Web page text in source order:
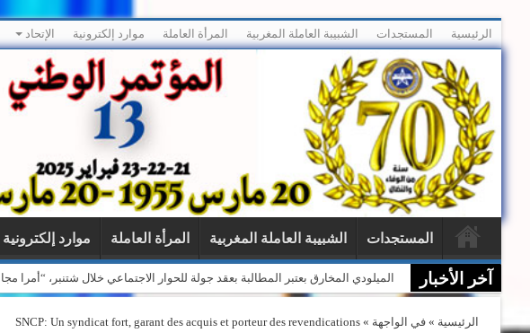
الرئيسية المستجدات الشبيبة العاملة المغربية المرأة العاملة موارد إلكترونية الإتحاد
المستجدات الشبيبة العاملة المغربية المرأة العاملة موارد إلكترونية
آخر الأخبار بيان حول الأحداث المأساوية بسبتة المحتلة
الرئيسية » في الواجهة »
SNCP: Un syndicat fort, garant des acquis et porteur des revendications